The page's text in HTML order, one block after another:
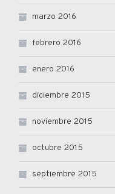
marzo 2016
febrero 2016
enero 2016
diciembre 2015
noviembre 2015
octubre 2015
septiembre 2015